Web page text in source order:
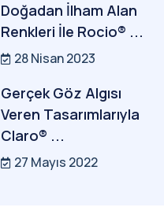
Doğadan İlham Alan
Renkleri İle Rocio® ...
28 Nisan 2023
Gerçek Göz Algısı
Veren Tasarımlarıyla
Claro® ...
27 Mayıs 2022